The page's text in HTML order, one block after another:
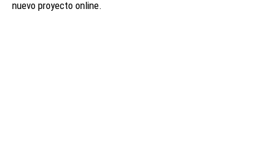
nuevo proyecto online.